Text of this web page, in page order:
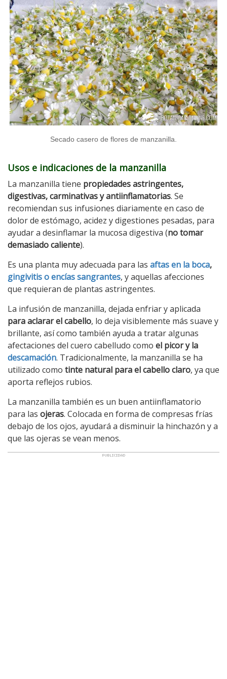
Secado casero de flores de manzanilla.
Usos e indicaciones de la manzanilla
La manzanilla tiene propiedades astringentes,
digestivas, carminativas y antiinflamatorias. Se
recomiendan sus infusiones diariamente en caso de
dolor de estómago, acidez y digestiones pesadas, para
ayudar a desinflamar la mucosa digestiva (no tomar
demasiado caliente).
Es una planta muy adecuada para las aftas en la boca,
gingivitis o encías sangrantes, y aquellas afecciones
que requieran de plantas astringentes.
La infusión de manzanilla, dejada enfriar y aplicada
para aclarar el cabello, lo deja visiblemente más suave y
brillante, así como también ayuda a tratar algunas
afectaciones del cuero cabelludo como el picor y la
descamación. Tradicionalmente, la manzanilla se ha
utilizado como tinte natural para el cabello claro, ya que
aporta reflejos rubios.
La manzanilla también es un buen antiinflamatorio
para las ojeras. Colocada en forma de compresas frías
debajo de los ojos, ayudará a disminuir la hinchazón y a
que las ojeras se vean menos.